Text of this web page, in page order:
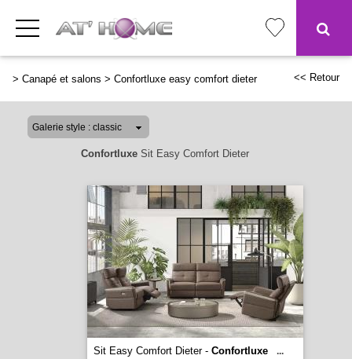
> Canapé et salons > Confortluxe easy comfort dieter << Retour
ConfortluxeSit Easy Comfort Dieter
Sit Easy Comfort Dieter - Confortluxe ...